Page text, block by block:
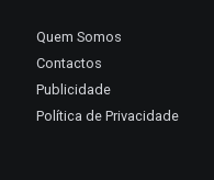
Quem Somos
Contactos
Publicidade
Política de Privacidade